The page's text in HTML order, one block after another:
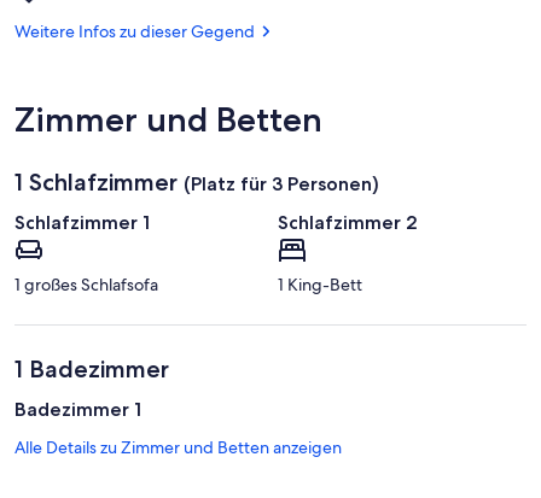
Fiss-
Weitere Infos zu dieser Gegend
Zimmer und Betten
1 Schlafzimmer (Platz für 3 Personen)
Schlafzimmer 1
1 großes Schlafsofa
Schlafzimmer 2
1 King-Bett
1 Badezimmer
Badezimmer 1
Alle Details zu Zimmer und Betten anzeigen